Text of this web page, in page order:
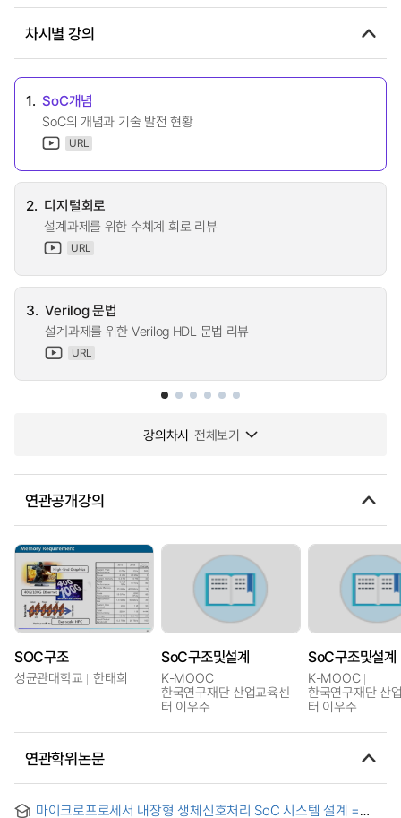
차시별 강의
1. SoC개념
SoC의 개념과 기술 발전 현황
URL
2. 디지털회로
설계과제를 위한 수쳬계 회로 리뷰
URL
3. Verilog 문법
설계과제를 위한 Verilog HDL 문법 리뷰
URL
강의차시 전체보기
연관공개강의
SOC구조
성균관대학교 한태희
SoC구조및설계
K-MOOC
한국연구재단 산업교육센
터 이우주
SoC구조및설계
K-MOOC
한국연구재단 산
터 이우주
연관학위논문
마이크로프로세서 내장형 생체신호처리 SoC 시스템 설계 =